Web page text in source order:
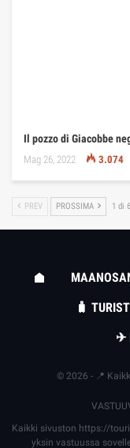
Il pozzo di Giacobbe
Mag 26, 2022 3.074
PREV PROSSIMA 1 di
🧳
✈
© 2026 - 📍
Kaikki sivuston https://
yksin vastuussa